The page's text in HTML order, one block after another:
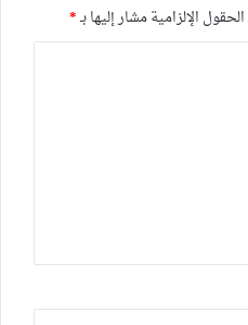
الحقول الإلزامية مشار إليها بـ*